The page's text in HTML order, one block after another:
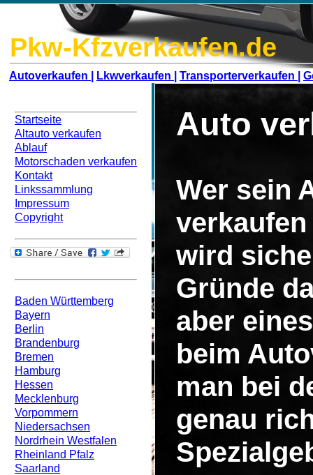
Pkw-Kfzverkaufen.de
Autoverkaufen | Lkwverkaufen | Transporterverkaufen |
Startseite
Altauto verkaufen
Ablauf
Motorschaden verkaufen
Kontakt
Linkssammlung
Impressum
Copyright
Baden Württemberg
Bayern
Berlin
Brandenburg
Bremen
Hamburg
Hessen
Mecklenburg
Vorpommern
Niedersachsen
Nordrhein Westfalen
Rheinland Pfalz
Saarland
Auto
Wer sein
wird
Gründe
aber
beim
man bei
genau